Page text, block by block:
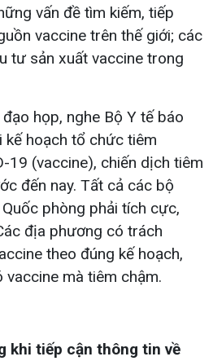
vấn đề tìm kiếm, tiếp
vaccine trên thế giới; các
tư sản xuất vaccine trong
họp, nghe Bộ Y tế báo
kế hoạch tổ chức tiêm
19 (vaccine), chiến dịch tiêm
đến nay. Tất cả các bộ
phòng phải tích cực,
địa phương có trách
theo đúng kế hoạch,
mà tiêm chậm.
khi tiếp cận thông tin về